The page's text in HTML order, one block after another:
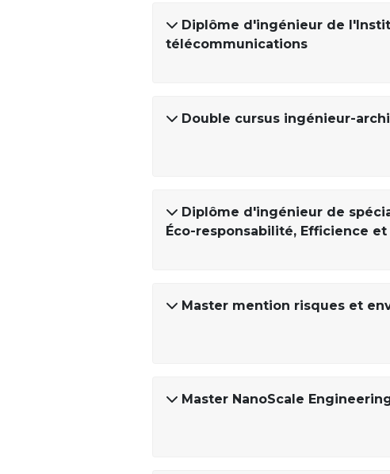
Diplôme d'ingénieur de
télécommunications
Double cursus ingénieur-
Diplôme d'ingénieur de
Éco-responsabilité, Efficience
Master mention risques et
Master NanoScale